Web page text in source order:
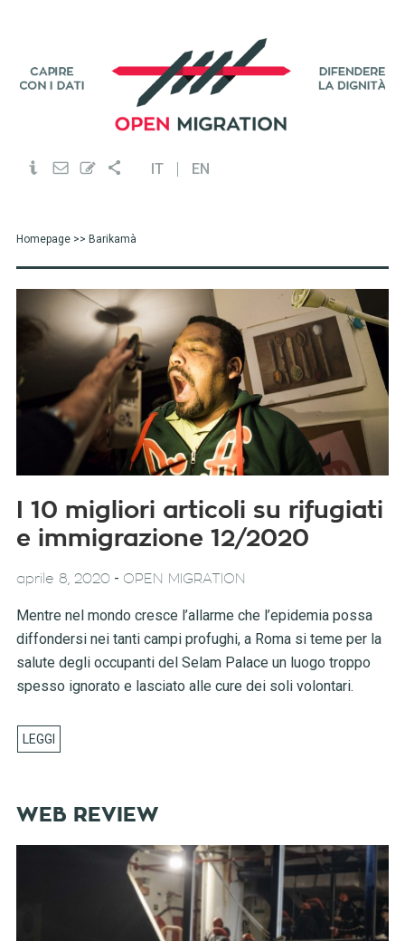
IT EN
Homepage>> Barikamà
I 10 migliori articoli su rifugiati
e immigrazione 12/2020
aprile 8, 2020- OPEN MIGRATION
Mentre nel mondo cresce l’allarme che l’epidemia possa
diffondersi nei tanti campi profughi, a Roma si teme per la
salute degli occupanti del Selam Palace un luogo troppo
spesso ignorato e lasciato alle cure dei soli volontari.
WEB REVIEW